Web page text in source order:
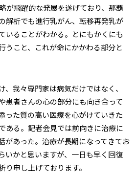
が飛躍的な発展を遂げており、那覇
解析でも進行乳がん、転移再発乳が
いることがわかる。とにもかくにも
うこと、これが命にかかわる部分と
我々専門家は病気だけではなく、
患者さんの心の部分にも向き合って
った質の高い医療を心がけていきた
ある。記者会見では前向きに治療に
があった。治療が長期になってきてお
いかと思いますが、一日も早く回復
り申し上げております。